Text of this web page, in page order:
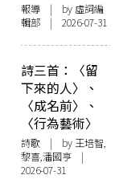
報導 | by 虛詞編
輯部 | 2026-07-31
詩三首：〈留
下來的人〉、
〈成名前〉、
〈行為藝術〉
詩歌 | by 王培智,
黎喜,潘國亨 |
2026-07-31